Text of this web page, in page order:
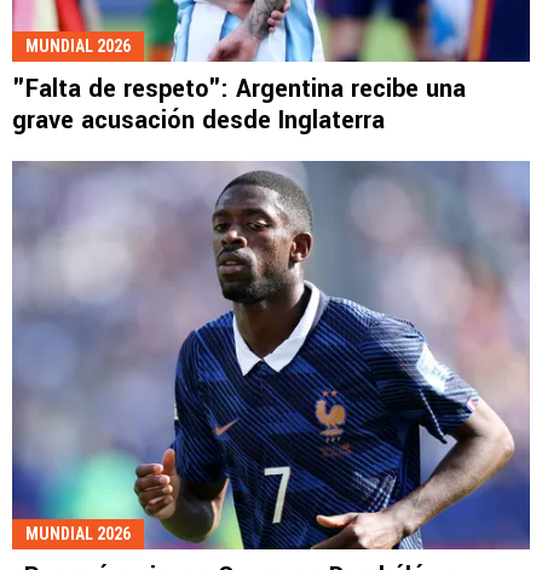
MUNDIAL 2026
"Falta de respeto": Argentina recibe una
grave acusación desde Inglaterra
MUNDIAL 2026